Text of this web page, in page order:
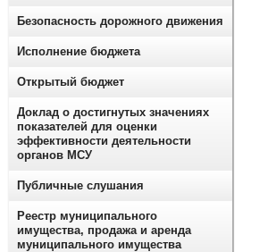
Безопасность дорожного движения
Исполнение бюджета
Открытый бюджет
Доклад о достигнутых значениях
показателей для оценки
эффективности деятельности
органов МСУ
Публичные слушания
Реестр муниципального
имущества, продажа и аренда
муниципального имущества